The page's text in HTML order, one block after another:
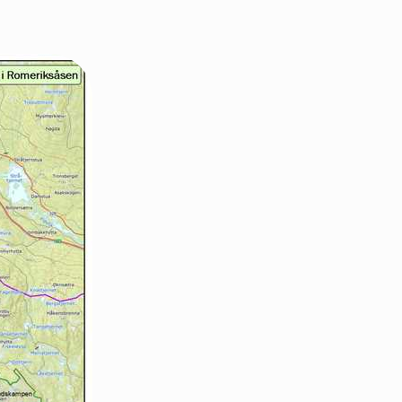
Oslo Vest